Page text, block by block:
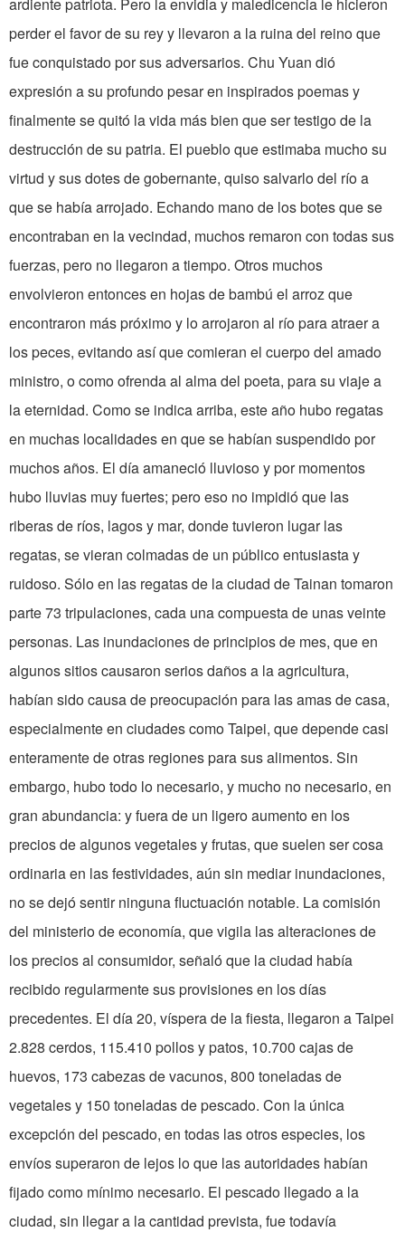
ardiente patriota. Pero la envidia y maledicencia le hicieron
perder el favor de su rey y llevaron a la ruina del reino que
fue conquistado por sus adversarios. Chu Yuan dió
expresión a su profundo pesar en inspirados poemas y
finalmente se quitó la vida más bien que ser testigo de la
destrucción de su patria. El pueblo que estimaba mucho su
virtud y sus dotes de gobernante, quiso salvarlo del río a
que se había arrojado. Echando mano de los botes que se
encontraban en la vecindad, muchos remaron con todas sus
fuerzas, pero no llegaron a tiempo. Otros muchos
envolvieron entonces en hojas de bambú el arroz que
encontraron más próximo y lo arrojaron al río para atraer a
los peces, evitando así que comieran el cuerpo del amado
ministro, o como ofrenda al alma del poeta, para su viaje a
la eternidad. Como se indica arriba, este año hubo regatas
en muchas localidades en que se habían suspendido por
muchos años. El día amaneció lluvioso y por momentos
hubo lluvias muy fuertes; pero eso no impidió que las
riberas de ríos, lagos y mar, donde tuvieron lugar las
regatas, se vieran colmadas de un público entusiasta y
ruidoso. Sólo en las regatas de la ciudad de Tainan tomaron
parte 73 tripulaciones, cada una compuesta de unas veinte
personas. Las inundaciones de principios de mes, que en
algunos sitios causaron serios daños a la agricultura,
habían sido causa de preocupación para las amas de casa,
especialmente en ciudades como Taipei, que depende casi
enteramente de otras regiones para sus alimentos. Sin
embargo, hubo todo lo necesario, y mucho no necesario, en
gran abundancia: y fuera de un ligero aumento en los
precios de algunos vegetales y frutas, que suelen ser cosa
ordinaria en las festividades, aún sin mediar inundaciones,
no se dejó sentir ninguna fluctuación notable. La comisión
del ministerio de economía, que vigila las alteraciones de
los precios al consumidor, señaló que la ciudad había
recibido regularmente sus provisiones en los días
precedentes. El día 20, víspera de la fiesta, llegaron a Taipei
2.828 cerdos, 115.410 pollos y patos, 10.700 cajas de
huevos, 173 cabezas de vacunos, 800 toneladas de
vegetales y 150 toneladas de pescado. Con la única
excepción del pescado, en todas las otros especies, los
envíos superaron de lejos lo que las autoridades habían
fijado como mínimo necesario. El pescado llegado a la
ciudad, sin llegar a la cantidad prevista, fue todavía